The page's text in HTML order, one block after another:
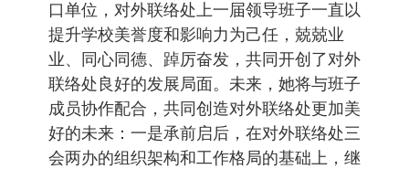
口单位，对外联络处上一届领导班子一直以
提升学校美誉度和影响力为己任，兢兢业
业、同心同德、踔厉奋发，共同开创了对外
联络处良好的发展局面。未来，她将与班子
成员协作配合，共同创造对外联络处更加美
好的未来：一是承前启后，在对外联络处三
会两办的组织架构和工作格局的基础上，继